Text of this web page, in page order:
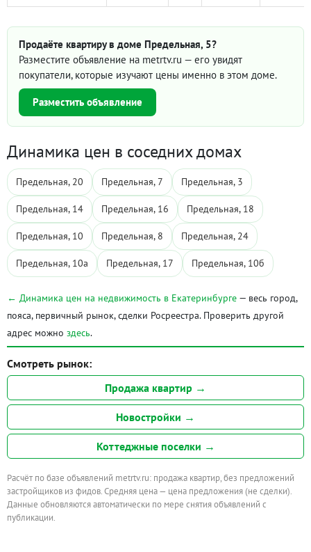
Продаёте квартиру в доме Предельная, 5?
Разместите объявление на metrtv.ru — его увидят
покупатели, которые изучают цены именно в этом доме.
Разместить объявление
Динамика цен в соседних домах
Предельная, 20 Предельная, 7 Предельная, 3
Предельная, 14 Предельная, 16 Предельная, 18
Предельная, 10 Предельная, 8 Предельная, 24
Предельная, 10а Предельная, 17 Предельная, 10б
← Динамика цен на недвижимость в Екатеринбурге — весь город,
пояса, первичный рынок, сделки Росреестра. Проверить другой
адрес можно здесь.
Смотреть рынок:
Продажа квартир →
Новостройки →
Коттеджные поселки →
Расчёт по базе объявлений metrtv.ru: продажа квартир, без предложений
застройщиков из фидов. Средняя цена — цена предложения (не сделки).
Данные обновляются автоматически по мере снятия объявлений с
публикации.